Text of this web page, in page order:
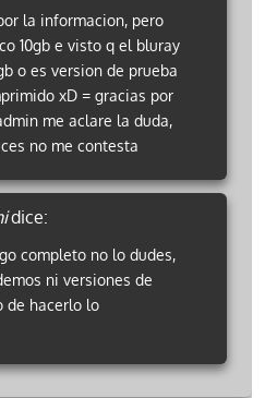
la informacion, pero
10gb e visto q el bluray
o es version de prueba
xD = gracias por
me aclare la duda,
no me contesta
dice:
completo no lo dudes,
ni versiones de
de hacerlo lo